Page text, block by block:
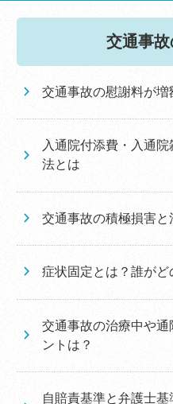
交通事
交通事故の慰謝料が
入通院付添費・入通
法とは
交通事故の積極損害と
症状固定とは？誰がど
交通事故の治療中や
ントは？
自賠責基準と弁護士